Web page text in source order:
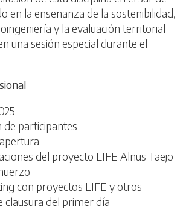
en la enseñanza de la sostenibilidad,
y la evaluación territorial
una sesión especial durante el
de participantes
del proyecto LIFE Alnus Taejo
con proyectos LIFE y otros
clausura del primer día